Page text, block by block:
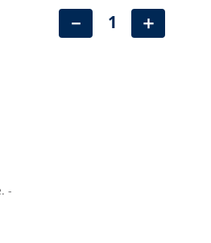
-
＋
－